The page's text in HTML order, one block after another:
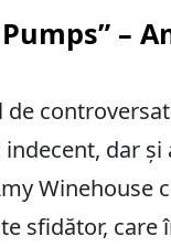
–
de
dar
Winehouse
sfidător, care